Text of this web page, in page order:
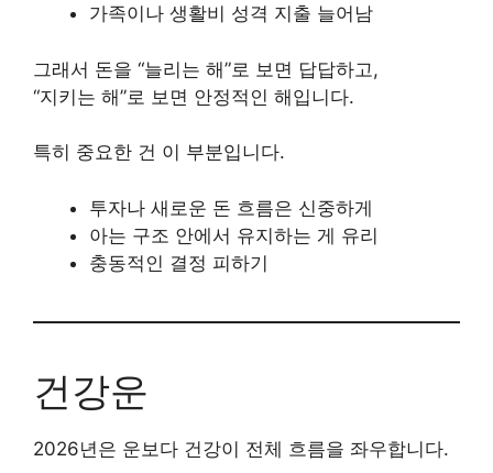
가족이나 생활비 성격 지출 늘어남
그래서 돈을 “늘리는 해”로 보면 답답하고,
“지키는 해”로 보면 안정적인 해입니다.
특히 중요한 건 이 부분입니다.
투자나 새로운 돈 흐름은 신중하게
아는 구조 안에서 유지하는 게 유리
충동적인 결정 피하기
건강운
2026년은 운보다 건강이 전체 흐름을 좌우합니다.